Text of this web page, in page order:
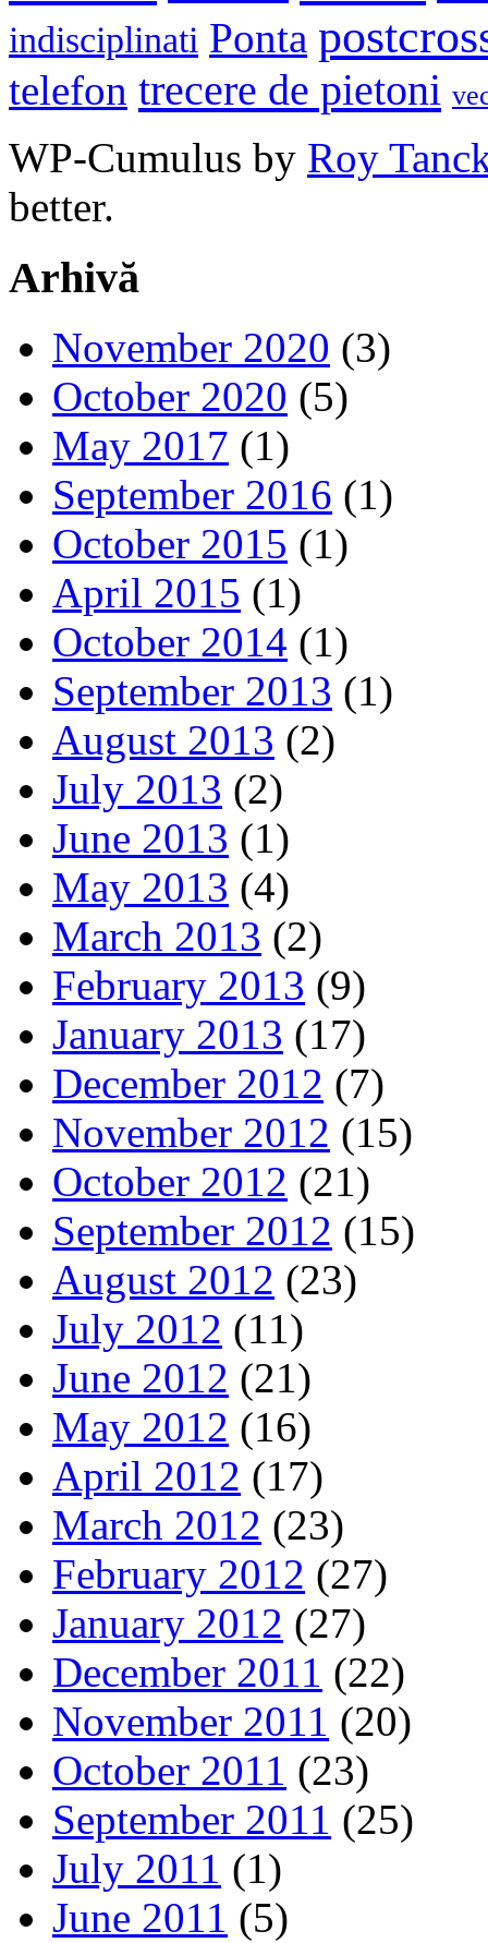
indisciplinati Ponta
telefon trecere de pietoni
WP-Cumulus by Roy
better.
Arhivă
November 2020 (3)
October 2020 (5)
May 2017 (1)
September 2016 (1)
October 2015 (1)
April 2015 (1)
October 2014 (1)
September 2013 (1)
August 2013 (2)
July 2013 (2)
June 2013 (1)
May 2013 (4)
March 2013 (2)
February 2013 (9)
January 2013 (17)
December 2012 (7)
November 2012 (15)
October 2012 (21)
September 2012 (15)
August 2012 (23)
July 2012 (11)
June 2012 (21)
May 2012 (16)
April 2012 (17)
March 2012 (23)
February 2012 (27)
January 2012 (27)
December 2011 (22)
November 2011 (20)
October 2011 (23)
September 2011 (25)
July 2011 (1)
June 2011 (5)